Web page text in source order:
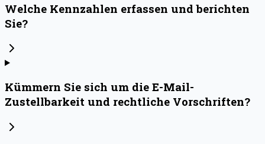
Welche Kennzahlen erfassen und berichten
Sie?
Kümmern Sie sich um die E-Mail-
Zustellbarkeit und rechtliche Vorschriften?